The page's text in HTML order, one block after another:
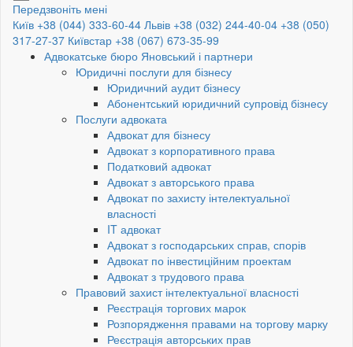
Передзвоніть мені
Київ +38 (044) 333-60-44 Львів +38 (032) 244-40-04 +38 (050)
317-27-37 Київстар +38 (067) 673-35-99
Адвокатське бюро Яновський і партнери
Юридичні послуги для бізнесу
Юридичний аудит бізнесу
Абонентський юридичний супровід бізнесу
Послуги адвоката
Адвокат для бізнесу
Адвокат з корпоративного права
Податковий адвокат
Адвокат з авторського права
Адвокат по захисту інтелектуальної
власності
IT адвокат
Адвокат з господарських справ, спорів
Адвокат по інвестиційним проектам
Адвокат з трудового права
Правовий захист інтелектуальної власності
Реєстрація торгових марок
Розпорядження правами на торгову марку
Реєстрація авторських прав